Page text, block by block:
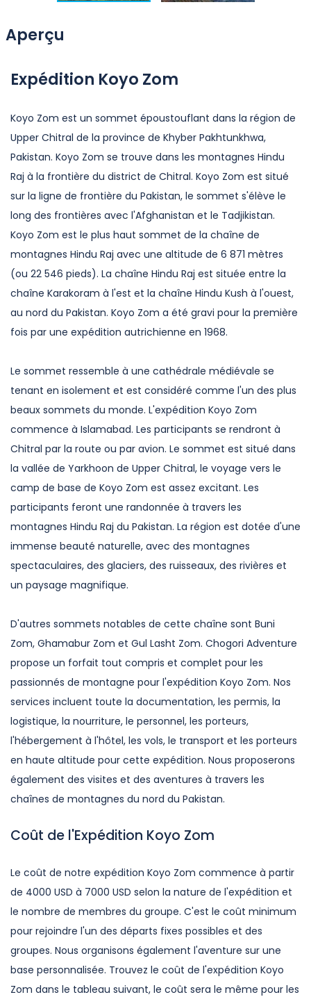
Aperçu
Expédition Koyo Zom
Koyo Zom est un sommet époustouflant dans la région de
Upper Chitral de la province de Khyber Pakhtunkhwa,
Pakistan. Koyo Zom se trouve dans les montagnes Hindu
Raj à la frontière du district de Chitral. Koyo Zom est situé
sur la ligne de frontière du Pakistan, le sommet s'élève le
long des frontières avec l'Afghanistan et le Tadjikistan.
Koyo Zom est le plus haut sommet de la chaîne de
montagnes Hindu Raj avec une altitude de 6 871 mètres
(ou 22 546 pieds). La chaîne Hindu Raj est située entre la
chaîne Karakoram à l'est et la chaîne Hindu Kush à l'ouest,
au nord du Pakistan. Koyo Zom a été gravi pour la première
fois par une expédition autrichienne en 1968.
Le sommet ressemble à une cathédrale médiévale se
tenant en isolement et est considéré comme l'un des plus
beaux sommets du monde. L'expédition Koyo Zom
commence à Islamabad. Les participants se rendront à
Chitral par la route ou par avion. Le sommet est situé dans
la vallée de Yarkhoon de Upper Chitral, le voyage vers le
camp de base de Koyo Zom est assez excitant. Les
participants feront une randonnée à travers les
montagnes Hindu Raj du Pakistan. La région est dotée d'une
immense beauté naturelle, avec des montagnes
spectaculaires, des glaciers, des ruisseaux, des rivières et
un paysage magnifique.
D'autres sommets notables de cette chaîne sont Buni
Zom, Ghamabur Zom et Gul Lasht Zom. Chogori Adventure
propose un forfait tout compris et complet pour les
passionnés de montagne pour l'expédition Koyo Zom. Nos
services incluent toute la documentation, les permis, la
logistique, la nourriture, le personnel, les porteurs,
l'hébergement à l'hôtel, les vols, le transport et les porteurs
en haute altitude pour cette expédition. Nous proposerons
également des visites et des aventures à travers les
chaînes de montagnes du nord du Pakistan.
Coût de l'Expédition Koyo Zom
Le coût de notre expédition Koyo Zom commence à partir
de 4000 USD à 7000 USD selon la nature de l'expédition et
le nombre de membres du groupe. C'est le coût minimum
pour rejoindre l'un des départs fixes possibles et des
groupes. Nous organisons également l'aventure sur une
base personnalisée. Trouvez le coût de l'expédition Koyo
Zom dans le tableau suivant, le coût sera le même pour les